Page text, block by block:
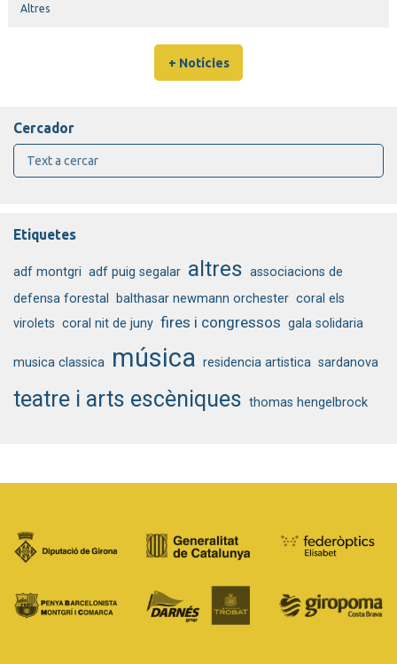
Altres
+ Notícies
Cercador
Etiquetes
adf montgri adf puig segalar altres associacions de
defensa forestal
balthasar newmann orchester coral els
virolets coral nit de juny fires i congressos gala solidaria
musica classica música residencia artistica sardanova
teatre i arts escèniques thomas hengelbrock